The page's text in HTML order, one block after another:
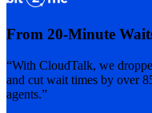
From 20-Minute
“With CloudTalk, we
and cut wait times by over
agents.”